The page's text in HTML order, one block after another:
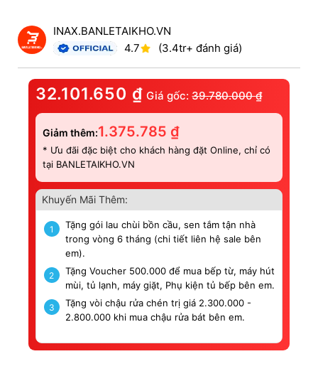
INAX.BANLETAIKHO.VN
4.7
(3.4tr+ đánh giá)
32.101.650 ₫ Giá gốc: 39.780.000₫
Giảm thêm:1.375.785 ₫
* Ưu đãi đặc biệt cho khách hàng đặt Online, chỉ có
tại BANLETAIKHO.VN
Khuyến Mãi Thêm:
1
Tặng gói lau chùi bồn cầu, sen tắm tận nhà
trong vòng 6 tháng (chi tiết liên hệ sale bên
em).
2
Tặng Voucher 500.000 để mua bếp từ, máy hút
mùi, tủ lạnh, máy giặt, Phụ kiện tủ bếp bên em.
3
Tặng vòi chậu rửa chén trị giá 2.300.000 -
2.800.000 khi mua chậu rửa bát bên em.